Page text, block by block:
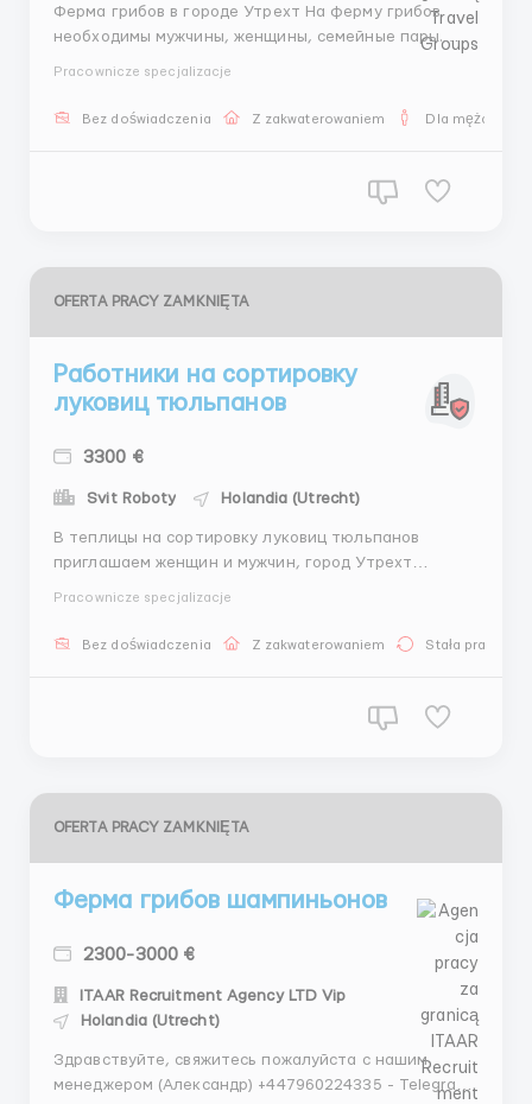
Ферма грибов в городе Утрехт На ферму грибов
необходимы мужчины, женщины, семейные пары.
предоставляется работодателем. Рабочая одежда
Pracownicze specjalizacje
Bez doświadczenia Z zakwaterowaniem Dla mężczyzn
OFERTA PRACY ZAMKNIĘTA
Работники на сортировку
луковиц тюльпанов
3300 €
Svit Roboty Holandia (Utrecht)
В теплицы на сортировку луковиц тюльпанов
приглашаем женщин и мужчин, город Утрехт
плата - 14.5 евро в час, от 3000 евро в месяц График
Pracownicze specjalizacje
Bez doświadczenia Z zakwaterowaniem Stała praca
OFERTA PRACY ZAMKNIĘTA
Ферма грибов шампиньонов
2300-3000 €
ITAAR Recruitment Agency LTD Vip
Holandia (Utrecht)
Здравствуйте, свяжитесь пожалуйста с нашим
менеджером (Александр) +447960224335 - Telegram